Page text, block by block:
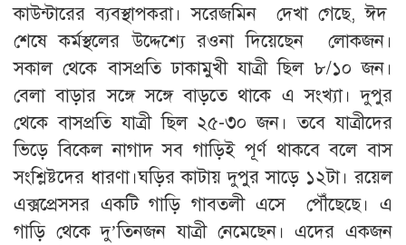
কাউন্টারের ব্যবস্থাপকরা। সরেজমিন দেখা গেছে, ঈদ
শেষে কর্মস্থলের উদ্দেশ্যে রওনা দিয়েছেন লোকজন।
সকাল থেকে বাসপ্রতি ঢাকামুখী যাত্রী ছিল ৮/১০ জন।
বেলা বাড়ার সঙ্গে সঙ্গে বাড়তে থাকে এ সংখ্যা। দুপুর
থেকে বাসপ্রতি যাত্রী ছিল ২৫-৩০ জন। তবে যাত্রীদের
ভিড়ে বিকেল নাগাদ সব গাড়িই পূর্ণ থাকবে বলে বাস
সংশ্লিষ্টদের ধারণা।ঘড়ির কাটায় দুপুর সাড়ে ১২টা। রয়েল
এক্সপ্রেসসর একটি গাড়ি গাবতলী এসে পৌঁছেছে। এ
গাড়ি থেকে দু’তিনজন যাত্রী নেমেছেন। এদের একজন